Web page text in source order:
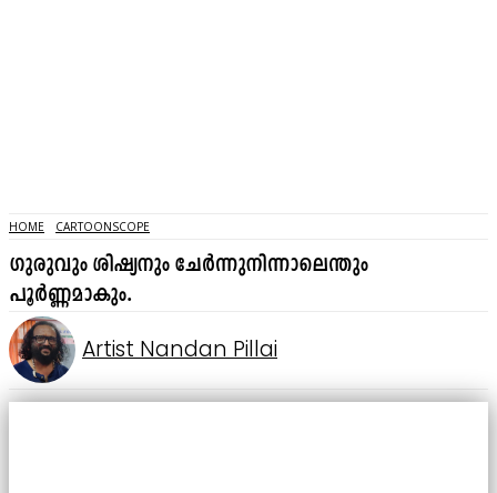
HOME CARTOONSCOPE
ഗുരുവും ശിഷ്യനും ചേർന്നുനിന്നാലെന്തും
പൂർണ്ണമാകും.
Artist Nandan Pillai